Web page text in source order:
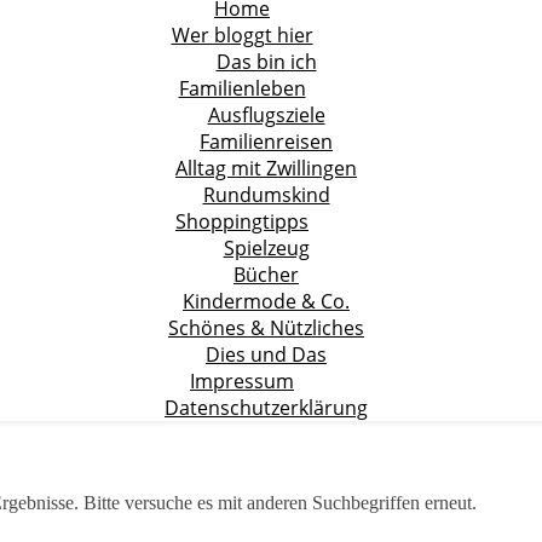
Home
Wer bloggt hier
Das bin ich
Familienleben
Ausflugsziele
Familienreisen
Alltag mit Zwillingen
Rundumskind
Shoppingtipps
Spielzeug
Bücher
Kindermode & Co.
Schönes & Nützliches
Dies und Das
Impressum
Datenschutzerklärung
Bitte versuche es mit anderen Suchbegriffen erneut.